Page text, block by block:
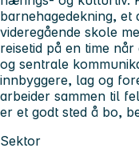
barnehagedekning,
videregående skole
reisetid på en time
og sentrale
innbyggere, lag og
arbeider sammen til
er et godt sted å bo,
Sektor